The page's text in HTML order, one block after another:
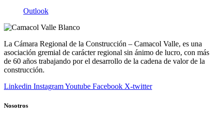
Outlook
La Cámara Regional de la Construcción – Camacol Valle, es una
asociación gremial de carácter regional sin ánimo de lucro, con más
de 60 años trabajando por el desarrollo de la cadena de valor de la
construcción.
Linkedin InstagramYoutube Facebook X-twitter
Nosotros